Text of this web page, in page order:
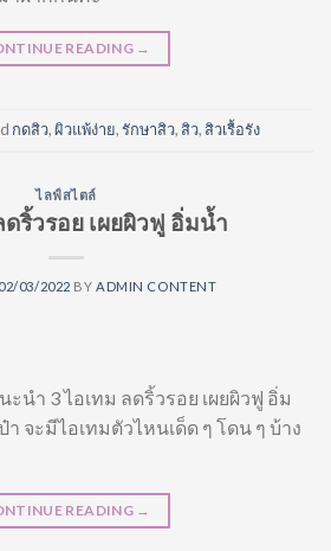
READING →
กดสิว,ผิวแพ้ง่าย,รักษาสิว, สิว, สิวเรื้อรัง
ไลฟ์สไตล์
ดริ้วรอย เผยผิวฟู อิ่มน้ำ
02/03/2022 BY ADMIN CONTENT
ะนำ 3 ไอเทม ลดริ้วรอย เผยผิวฟู อิ่ม
จะมีไอเทมตัวไหนเด็ด ๆ โดน ๆ บ้าง
READING →